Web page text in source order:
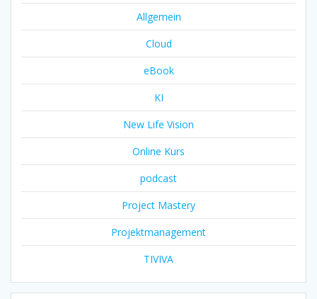
Allgemein
Cloud
eBook
KI
New Life Vision
Online Kurs
podcast
Project Mastery
Projektmanagement
TIVIVA